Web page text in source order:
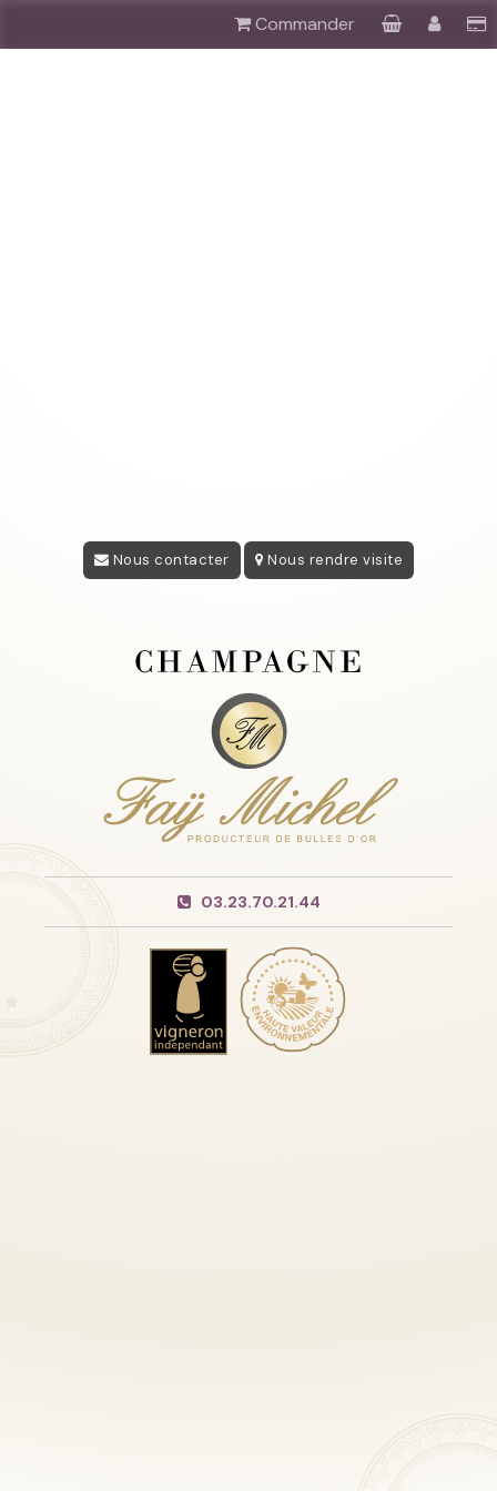
Commander
Nous contacter Nous rendre visite
03.23.70.21.44